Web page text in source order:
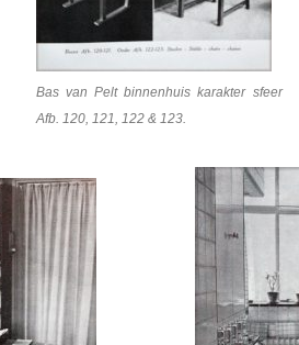
Bas van Pelt binnenhuis karakter sfeer
Afb. 120, 121, 122 & 123.